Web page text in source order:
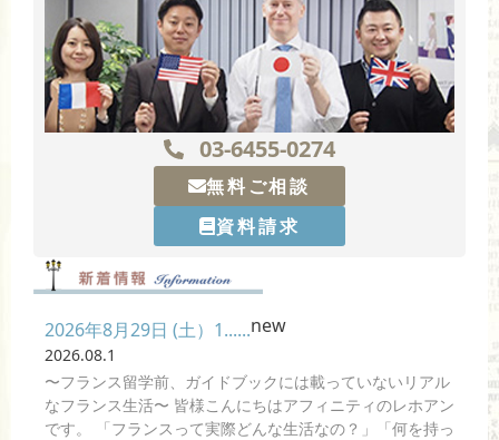
03-6455-0274
無料ご相談
資料請求
2026年8月29日 (土）1......new
2026.08.1
〜フランス留学前、ガイドブックには載っていないリアル
なフランス生活〜 皆様こんにちはアフィニティのレホアン
です。 「フランスって実際どんな生活なの？」「何を持っ